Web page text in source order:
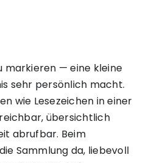
markieren — eine kleine
sehr persönlich macht.
wie Lesezeichen in einer
übersichtlich
abrufbar. Beim
Sammlung da, liebevoll